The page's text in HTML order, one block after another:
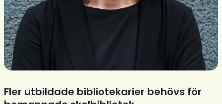
Fler utbildade bibliotekarier behövs för